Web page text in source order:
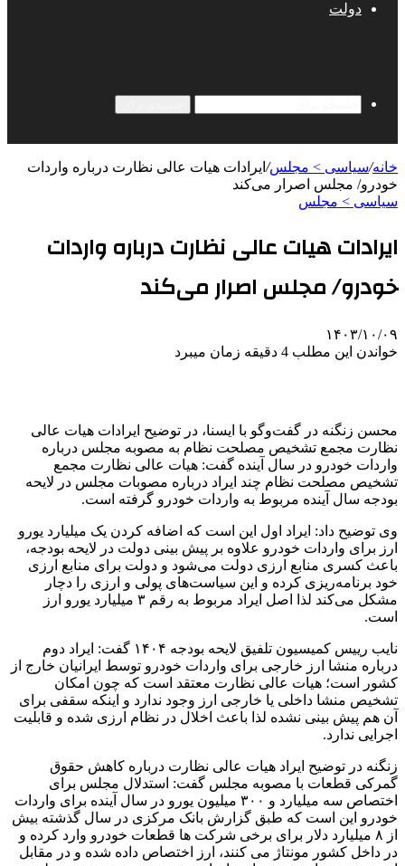
دولت
خانه/سیاسی > مجلس/ ایرادات هیات عالی نظارت درباره واردات
خودرو/ مجلس اصرار می‌کند
سیاسی > مجلس
ایرادات هیات عالی نظارت درباره واردات
خودرو/ مجلس اصرار می‌کند
۱۴۰۳/۱۰/۰۹
خواندن این مطلب 4 دقیقه زمان میبرد
محسن زنگنه در گفت‌وگو با ایسنا، در توضیح ایرادات هیات عالی
نظارت مجمع تشخیص مصلحت نظام به مصوبه مجلس درباره
واردات خودرو در سال آینده گفت: هیات عالی نظارت مجمع
تشخیص مصلحت نظام چند ایراد درباره مصوبات مجلس در لایحه
بودجه سال آینده مربوط به واردات خودرو گرفته است.
وی توضیح داد: ایراد اول این است که اضافه کردن یک میلیارد یورو
ارز برای واردات خودرو علاوه بر پیش بینی دولت در لایحه بودجه،
باعث کسری منابع ارزی دولت می‌شود و دولت برای منابع ارزی
خود برنامه‌ریزی کرده و این سیاست‌های پولی و ارزی را دچار
مشکل می‌کند لذا اصل ایراد مربوط به رقم ۳ میلیارد یورو ارز
است.
نایب رییس کمیسیون تلفیق لایحه بودجه ۱۴۰۴ گفت: ایراد دوم
درباره منشا ارز خارجی برای واردات خودرو توسط ایرانیان خارج از
کشور است؛ هیات عالی نظارت معتقد است که چون امکان
تشخیص منشا داخلی یا خارجی ارز وجود ندارد و اینکه سقفی برای
آن هم پیش بینی نشده لذا باعث اخلال در نظام ارزی شده و قابلیت
اجرایی ندارد.
زنگنه در توضیح ایراد هیات عالی نظارت درباره کاهش حقوق
گمرکی قطعات با مصوبه مجلس گفت: استدلال مجلس برای
اختصاص سه میلیارد و ۳۰۰ میلیون یورو در سال آینده برای واردات
خودرو این است که طبق گزارش بانک مرکزی در سال گذشته بیش
از ۸ میلیارد دلار برای برخی شرکت ها قطعات خودرو وارد کرده و
در داخل کشور مونتاژ می کنند، ارز اختصاص داده شده و در مقابل